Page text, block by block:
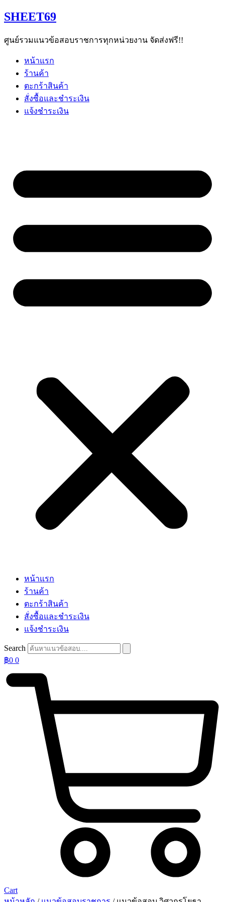
Skip
to
SHEET69
ศูนย์รวมแนวข้อสอบราชการทุกหน่วยงาน จัดส่งฟรี!!
หน้าแรก
ร้านค้า
ตะกร้าสินค้า
สั่งซื้อและชำระเงิน
แจ้งชำระเงิน
หน้าแรก
ร้านค้า
ตะกร้าสินค้า
สั่งซื้อและชำระเงิน
แจ้งชำระเงิน
Search
฿0 0
Cart